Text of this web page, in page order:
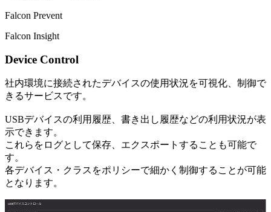
Falcon Prevent
Falcon Insight
Device Control
社内環境に接続されたデバイスの使用状況を可視化、制御で
きるサービスです。
USBデバイスの利用履歴、書き出し履歴などの利用状況が表
示できます。
これらをログとして保存、エクスポートすることも可能で
す。
各デバイス・クラスをポリシーで細かく制御することが可能
となります。